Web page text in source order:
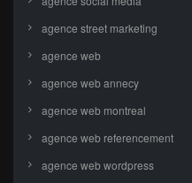
agence street marketing
agence web
agence web annecy
agence web montreal
agence web referencement
agence web wordpress